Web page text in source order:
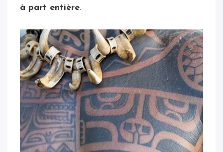
à part entière.